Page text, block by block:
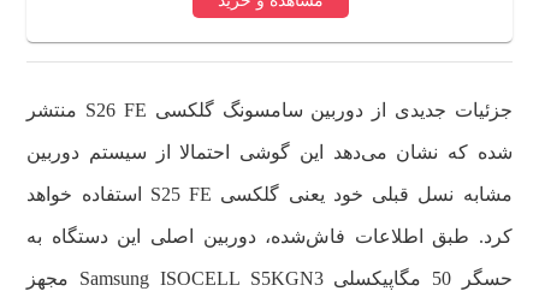
جزئیات جدیدی از دوربین سامسونگ گلکسی S26 FE منتشر
شده که نشان می‌دهد این گوشی احتمالا از سیستم دوربین
مشابه نسل قبلی خود یعنی گلکسی S25 FE استفاده خواهد
کرد. طبق اطلاعات فاش‌شده، دوربین اصلی این دستگاه به
حسگر 50 مگاپیکسلی Samsung ISOCELL S5KGN3 مجهز